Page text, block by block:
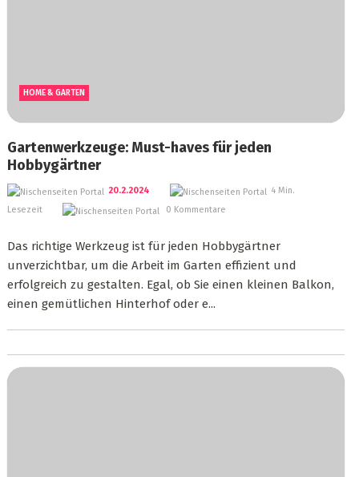
HOME & GARTEN
Gartenwerkzeuge: Must-haves für jeden
Hobbygärtner
20.2.2024
4 Min.
Lesezeit
0 Kommentare
Das richtige Werkzeug ist für jeden Hobbygärtner
unverzichtbar, um die Arbeit im Garten effizient und
erfolgreich zu gestalten. Egal, ob Sie einen kleinen Balkon,
einen gemütlichen Hinterhof oder e...